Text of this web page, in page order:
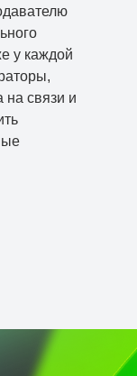
у каждой
на связи и